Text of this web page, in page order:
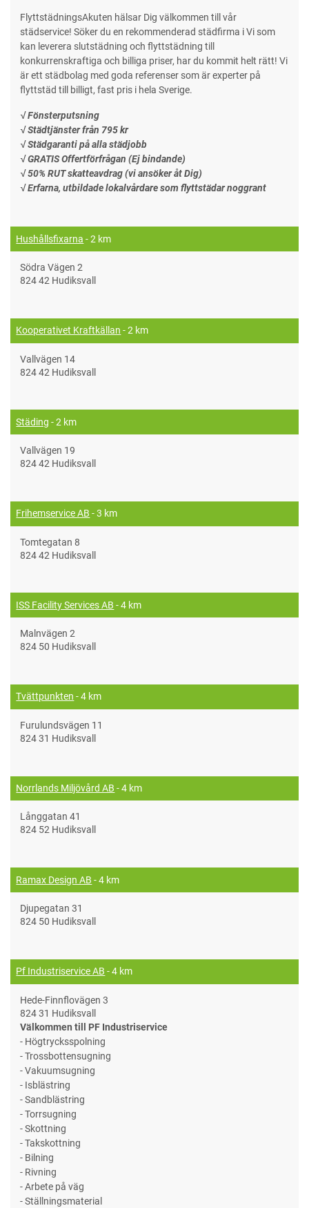
FlyttstädningsAkuten hälsar Dig välkommen till vår
städservice! Söker du en rekommenderad städfirma i Vi som
kan leverera slutstädning och flyttstädning till
konkurrenskraftiga och billiga priser, har du kommit helt rätt! Vi
är ett städbolag med goda referenser som är experter på
flyttstäd till billigt, fast pris i hela Sverige.
√ Fönsterputsning
√ Städtjänster från 795 kr
√ Städgaranti på alla städjobb
√ GRATIS Offertförfrågan (Ej bindande)
√ 50% RUT skatteavdrag (vi ansöker åt Dig)
√ Erfarna, utbildade lokalvårdare som flyttstädar noggrant
Hushållsfixarna - 2 km
Södra Vägen 2
824 42 Hudiksvall
Kooperativet Kraftkällan - 2 km
Vallvägen 14
824 42 Hudiksvall
Städing - 2 km
Vallvägen 19
824 42 Hudiksvall
Frihemservice AB - 3 km
Tomtegatan 8
824 42 Hudiksvall
ISS Facility Services AB - 4 km
Malnvägen 2
824 50 Hudiksvall
Tvättpunkten - 4 km
Furulundsvägen 11
824 31 Hudiksvall
Norrlands Miljövård AB - 4 km
Långgatan 41
824 52 Hudiksvall
Ramax Design AB - 4 km
Djupegatan 31
824 50 Hudiksvall
Pf Industriservice AB - 4 km
Hede-Finnflovägen 3
824 31 Hudiksvall
Välkommen till PF Industriservice
- Högtrycksspolning
- Trossbottensugning
- Vakuumsugning
- Isblästring
- Sandblästring
- Torrsugning
- Skottning
- Takskottning
- Bilning
- Rivning
- Arbete på väg
- Ställningsmaterial